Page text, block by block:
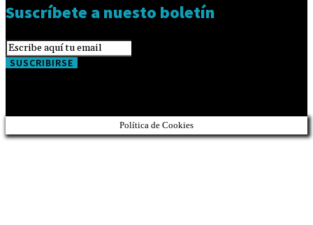
Suscríbete a nuesto boletín
SUSCRIBIRSE
Política de Cookies